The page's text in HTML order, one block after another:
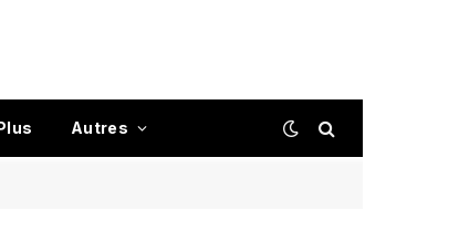
Autres